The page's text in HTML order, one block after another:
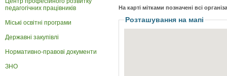
педагогічних працівників
Міські освітні програми
Державні закупівлі
Нормативно-правові документи
ЗНО
На карті мітками позначені всі
Розташування на мапі